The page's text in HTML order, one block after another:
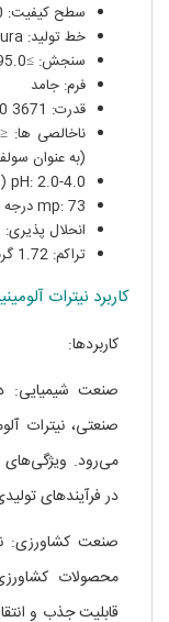
سطح کیفیت: 200
خط تولید: Emplura®
سنجش: ≥95.0٪ (کمپلکسومتری)
فرم: جامد
قدرت: 3671 mg/kg LD50 خوراکی (موش)
(به عنوان
pH: 2.0-4.0 (20 درجه سانتیگراد، 50 گرم در لیتر در H2O)
mp: 73 درجه سانتی گراد
انحلال پذیری: 41.9 گرم در لیتر
تراکم: 1.72 گرم بر سانتی متر مکعب در 20 درجه سانتی گراد
کاربرد نیترات
کاربردها:
صنعت شیمیایی:
صنعتی، نیترات
می‌رود. ویژگی‌های
در فرآیندهای
صنعت کشاورزی:
محصولات
قابلیت جذب و